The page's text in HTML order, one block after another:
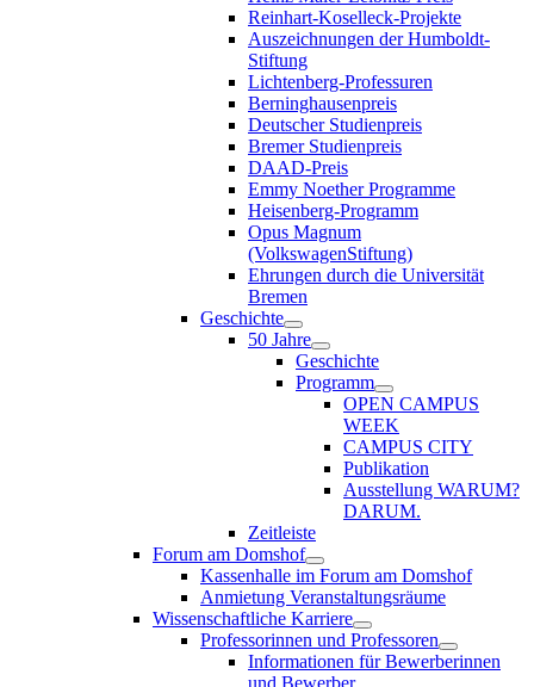
Reinhart-Koselleck-Projekte
Auszeichnungen der Humboldt-
Stiftung
Lichtenberg-Professuren
Berninghausenpreis
Deutscher Studienpreis
Bremer Studienpreis
DAAD-Preis
Emmy Noether Programme
Heisenberg-Programm
Opus Magnum
(VolkswagenStiftung)
Ehrungen durch die Universität
Bremen
Geschichte
50 Jahre
Geschichte
Programm
OPEN CAMPUS
WEEK
CAMPUS CITY
Publikation
Ausstellung WARUM?
DARUM.
Zeitleiste
Forum am Domshof
Kassenhalle im Forum am Domshof
Anmietung Veranstaltungsräume
Wissenschaftliche Karriere
Professorinnen und Professoren
Informationen für Bewerberinnen
und Bewerber